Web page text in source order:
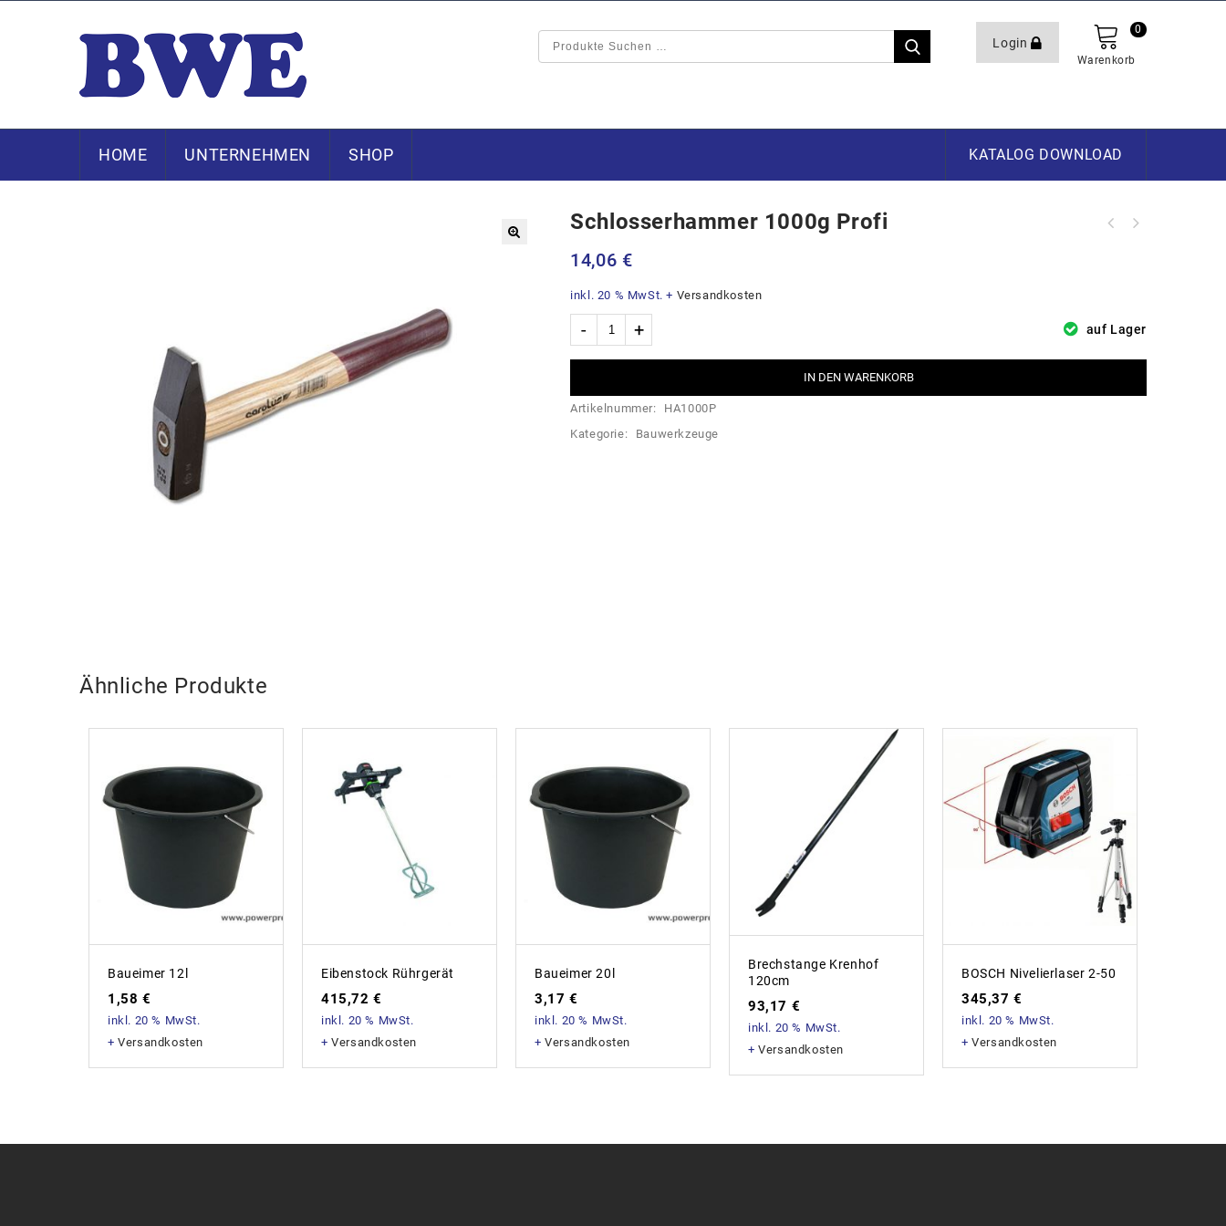
Login
Warenkorb
0
HOME UNTERNEHMEN SHOP KATALOG DOWNLOAD
Schlosserhammer 1000g Profi
14,06 €
inkl. 20 % MwSt. + Versandkosten
auf Lager
IN DEN WARENKORB
Artikelnummer:
HA1000P
Kategorie:
Bauwerkzeuge
Ähnliche Produkte
Baueimer 12l
1,58 €
inkl. 20 % MwSt.
+Versandkosten
Eibenstock Rührgerät
415,72€
inkl. 20 % MwSt.
+Versandkosten
Baueimer 20l
3,17 €
inkl. 20 % MwSt.
+Versandkosten
Brechstange Krenhof
120cm
93,17 €
inkl. 20 % MwSt.
+Versandkosten
BOSCH Nivelierlaser 2-50
345,37€
inkl. 20 % MwSt.
+Versandkosten